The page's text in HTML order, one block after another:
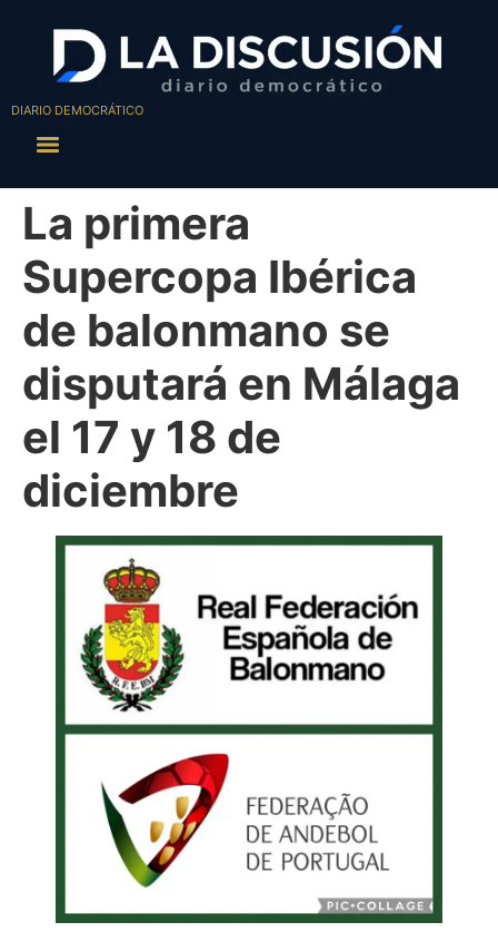
DIARIO DEMOCRÁTICO
La primera
Supercopa Ibérica
de balonmano se
disputará en Málaga
el 17 y 18 de
diciembre